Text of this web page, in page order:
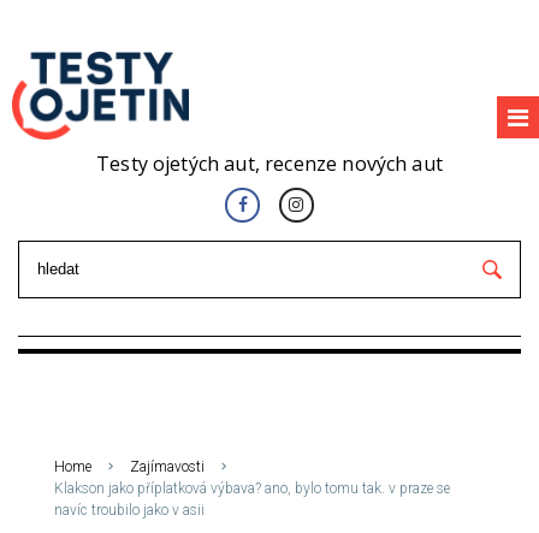
Testy ojetých aut, recenze nových aut
Home
Zajímavosti
Klakson jako příplatková výbava? ano, bylo tomu tak. v praze se
navíc troubilo jako v asii